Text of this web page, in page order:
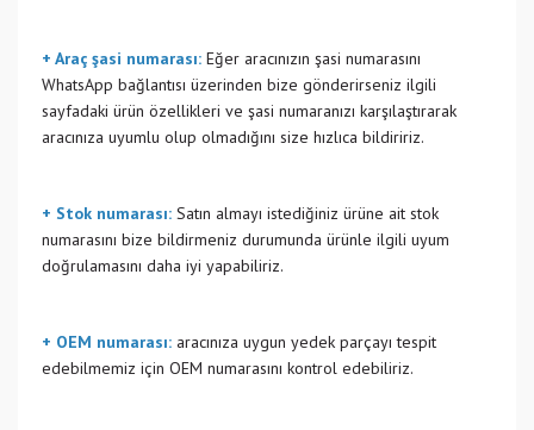
+ Araç şasi numarası: Eğer aracınızın şasi numarasını
WhatsApp bağlantısı üzerinden bize gönderirseniz ilgili
sayfadaki ürün özellikleri ve şasi numaranızı karşılaştırarak
aracınıza uyumlu olup olmadığını size hızlıca bildiririz.
+ Stok numarası: Satın almayı istediğiniz ürüne ait stok
numarasını bize bildirmeniz durumunda ürünle ilgili uyum
doğrulamasını daha iyi yapabiliriz.
+ OEM numarası: aracınıza uygun yedek parçayı tespit
edebilmemiz için OEM numarasını kontrol edebiliriz.